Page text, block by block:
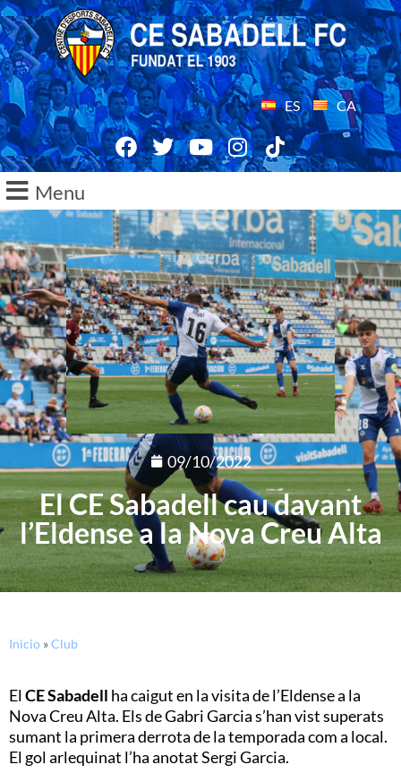
ES CA
Menu
09/10/2022
El CE Sabadell cau davant
l’Eldense a la Nova Creu Alta
Inicio »Club
ElCE Sabadell ha caigut en la visita de l’Eldense a la
Nova Creu Alta. Els de Gabri Garcia s’han vist superats
sumant la primera derrota de la temporada com a local.
El gol arlequinat l’ha anotat Sergi Garcia.